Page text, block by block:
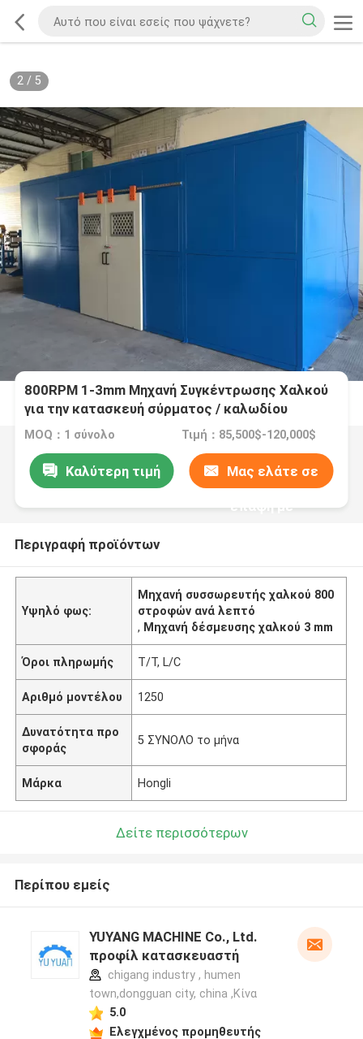
2/ 5
800RPM 1-3mm Μηχανή Συγκέντρωσης Χαλκού
για την κατασκευή σύρματος / καλωδίου
MOQ：1 σύνολο Τιμή：85,500$-120,000$
Καλύτερη τιμή Μας ελάτε σε
επαφή με
Περιγραφή προϊόντων
Υψηλό φως:
Μηχανή συσσωρευτής χαλκού 800
στροφών ανά λεπτό
, Μηχανή δέσμευσης χαλκού 3 mm
Όροι πληρωμής T/T, L/C
Αριθμό μοντέλου 1250
Δυνατότητα προ
σφοράς
5 ΣΥΝΟΛΟ το μήνα
Μάρκα Hongli
Δείτε περισσότερων
Περίπου εμείς
YUYANG MACHINE Co., Ltd.
προφίλ κατασκευαστή
chigang industry , humen
town,dongguan city, china ,Κίνα
5.0
Ελεγχμένος προμηθευτής